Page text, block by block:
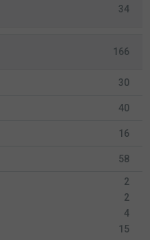
34
166
30
40
16
58
2
2
4
15